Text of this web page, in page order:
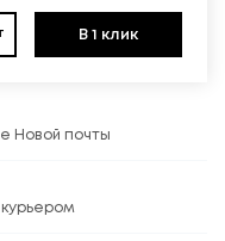
В 1 клик
Новой почты